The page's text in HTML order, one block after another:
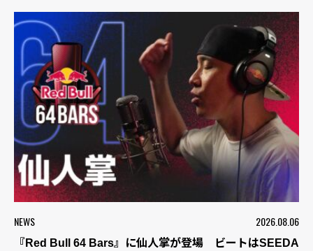
NEWS 2026.08.06
『Red Bull 64 Bars』に仙人掌が登場 ビートはSEEDA